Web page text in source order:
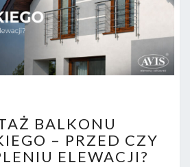
O
N
T
BALKONU
– PRZED CZY
ELEWACJI?